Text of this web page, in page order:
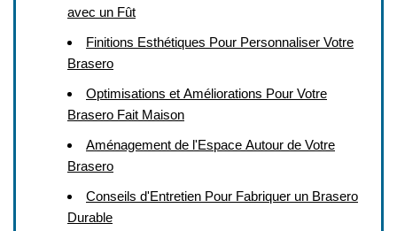
avec un Fût
Finitions Esthétiques Pour Personnaliser Votre
Brasero
Optimisations et Améliorations Pour Votre
Brasero Fait Maison
Aménagement de l'Espace Autour de Votre
Brasero
Conseils d'Entretien Pour Fabriquer un Brasero
Durable